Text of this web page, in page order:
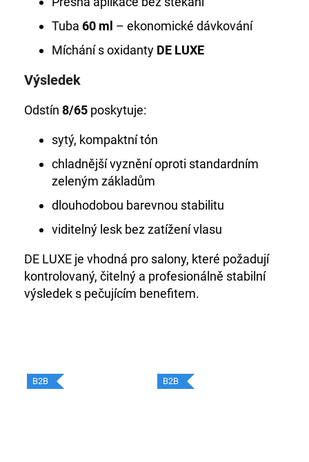
Tuba 60 ml – ekonomické dávkování
Míchání s oxidanty DE LUXE
Výsledek
Odstín 8/65 poskytuje:
sytý, kompaktní tón
chladnější vyznění oproti standardním
zeleným základům
dlouhodobou barevnou stabilitu
viditelný lesk bez zatížení vlasu
DE LUXE je vhodná pro salony, které požadují
kontrolovaný, čitelný a profesionálně stabilní
výsledek s pečujícím benefitem.
B2B B2B